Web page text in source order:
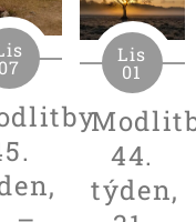
07
Lis
01
44.
týden,